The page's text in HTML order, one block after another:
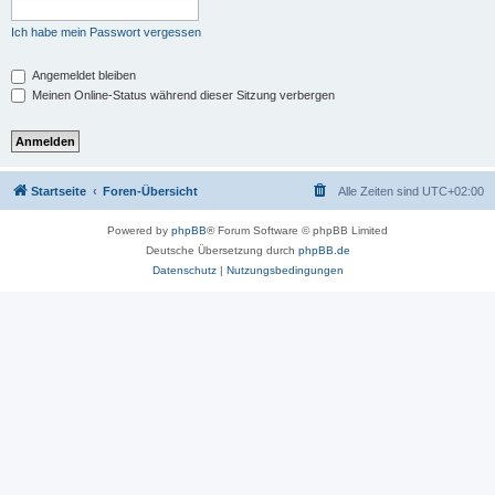
Ich habe mein Passwort vergessen
Angemeldet bleiben
Meinen Online-Status während dieser Sitzung verbergen
Startseite Foren-Übersicht Alle Zeiten sind UTC+02:00
Powered by phpBB® Forum Software © phpBB Limited
Deutsche Übersetzung durch phpBB.de
Datenschutz| Nutzungsbedingungen